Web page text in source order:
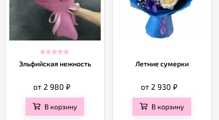
Эльфийская нежность
от 2 980₽
В корзину
Летние сумерки
от 2 930 ₽
В корзину